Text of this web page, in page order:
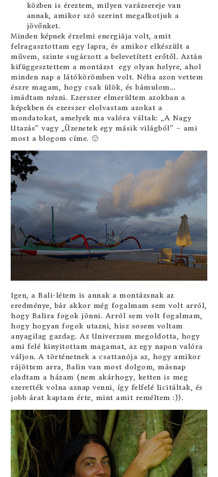
közben is éreztem, milyen varázsereje van
annak, amikor szó szerint megalkotjuk a
jövőnket.
Minden képnek érzelmi energiája volt, amit
felragasztottam egy lapra, és amikor elkészült a
művem, szinte sugárzott a belevetített erőtől. Aztán
kifüggesztettem a montázst egy olyan helyre, ahol
minden nap a látókörömben volt. Néha azon vettem
észre magam, hogy csak ülök, és bámulom…
imádtam nézni. Ezerszer elmerültem azokban a
képekben és ezerszer elolvastam azokat a
mondatokat, amelyek ma valóra váltak: „A Nagy
Utazás” vagy „Üzenetek egy másik világból” – ami
most a blogom címe. 🙂
Igen, a Bali-létem is annak a montázsnak az
eredménye, bár akkor még fogalmam sem volt arról,
hogy Balira fogok jönni. Arról sem volt fogalmam,
hogy hogyan fogok utazni, hisz sosem voltam
anyagilag gazdag. Az Univerzum megoldotta, hogy
ami felé kinyitottam magamat, az egy napon valóra
váljon. A történetnek a csattanója az, hogy amikor
rájöttem arra, Balin van most dolgom, másnap
eladtam a házam (nem akárhogy, ketten is meg
szerették volna aznap venni, így felfelé licitáltak, és
jobb árat kaptam érte, mint amit reméltem :)).